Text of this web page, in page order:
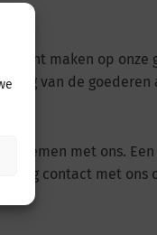
kunt maken op onze
van de
nemen met ons.
contact met ons